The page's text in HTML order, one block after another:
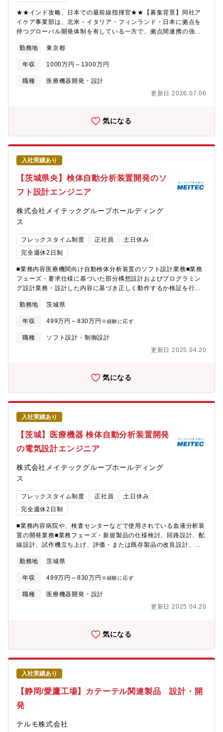
す。・定年65歳、役職定年なし、フルリモートに近い働き方、フ
レックス制度適用可能等、柔軟な働き方が可能で長期的に経験を
活かして働くことができる会社です。・多くの方が中途入社され
ており、様々なバックグランドを持った方が活躍されておりま
は熟知しておりますので、内定まで丁寧にフォロー致します。
★★インド攻略、日本での最前線指揮官★★【募集背景】同社ア
イケア事業部は、北米・イタリア・フィンランド・日本に拠点を
持つグローバル開発体制を有している一方で、拠点間連携の強化
ます。眼科医療機器分野における革新的なソリューション開発を
加速するため、同社では医療機器ソフトウェア開発の経験を持
ち、チームを技術的にリードできる人材を募集しています。アイ
ケア事業は同社の成長エンジンであり、アジア市場の拡大におい
点です。同社は現在、インド拠点を含めたグローバル開発体制の
ご経験と知見を活かして新たな組織づくりを主導し、グローバル
な視点で開発体制をリードいただくことで、同社の医療ソリュー
ションの競争力強化に貢献していただくことを期待しています。
【業務内容】■医療機器向けソフトウェアの設計・開発・保守■開
発チームの技術的リードおよびマネジメント■医療機器規制（例：
IEC 62304、ISO 13485、FDA 21 CFR Part 820）に準拠した開
発プロセスの推進■プロジェクトの計画、進捗管理、品質管理■ア
ーキテクチャ設計およびコードレビューの実施■チームメンバーの
育成・評価・メンタリング■ステークホルダー（品質保証、薬事、
開発プロセスの改善【配属部署】アイケア設計部 ソフトウェア
開発課人数は部全体として100名程度在籍/男女比：5：１/中途比
設されるポジションです。海外拠点を含めた組織づくりも見据え
てのポジションとなります。【同ポジションの魅力】■グローバル
な環境で組織構築のリーダーシップを発揮できるポジションで
す。世界基準での知見や経験を積むことで、ご自身のキャリアア
ップにつなげることができます。■日本文化と海外の働き方を深く
理解し、言語や文化の両面で架け橋となるリーダーとして活躍で
た人材へと成長できるポジションです。【働き方】・フレックス
でのミッション達成を優先頂きます）【その他魅力】■WLBの整っ
た環境で就労頂けます。・フレックスタイム制度あり・年休：128
勤務地 東京都
年収 1000万円～1300万円
職種
医療機器開発・設計
更新日 2026.07.06
気になる
入社実績あり
【茨城県央】検体自動分析装置開発のソ
フト設計エンジニア
株式会社メイテックグループホールディング
ス
フレックスタイム制度 正社員
土日休み
完全週休2日制
■業務内容医療機関向け自動検体分析装置のソフト設計業務■業務
フェーズ・要求仕様に基づいた部分構想設計およびプログラミン
グ設計業務・設計した内容に基づき正しく動作するか検証を行う
先輩社員の手厚いフォロー・C言語、Linux、マイコン知識■求人
票の魅力医療業界の進歩は目覚ましく、先進医療から先制医療と
変わりつつあります。検体の分析データから情報を読み取り、病
気にならない為の予防を行い、一生を健康に過ごすために非常に
良い製品を世の中に提供しようという高い志をもって業務に臨ん
勤務地 茨城県
年収 499万円～830万円 ※経験に応ず
職種
ソフト設計・制御設計
更新日 2025.04.20
気になる
入社実績あり
【茨城】医療機器 検体自動分析装置開発
の電気設計エンジニア
株式会社メイテックグループホールディング
ス
フレックスタイム制度 正社員
土日休み
完全週休2日制
■業務内容病院や、検査センターなどで使用されている血液分析装
置の開発業務■業務フェーズ・新規製品の仕様検討、回路設計、配
線設計、試作機立ち上げ、評価・または既存製品の改良設計、原
輩社員の手厚いフォロー・デジタル回路設計、アナログ回路設
計・OrCAD、HiCAD、オシロスコープ、各種EMC試験機 等■求
人票の魅力まだ世に出てない構想中の新規製品の要素開発から携
わる事が出来る。製品一部分の担当ではなく、ゼロから作成し、
非常にやりがいのある仕事です。今後ますます発展していく医療
勤務地 茨城県
年収 499万円～830万円 ※経験に応ず
職種
医療機器開発・設計
更新日 2025.04.20
気になる
入社実績あり
【静岡/愛鷹工場】カテーテル関連製品 設計・開
発
テルモ株式会社